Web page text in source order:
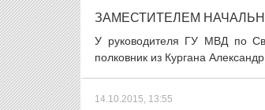
ЗАМЕСТИТЕЛЕМ
У руководителя ГУ МВД по
полковник из Кургана
14.10.2015, 13:55